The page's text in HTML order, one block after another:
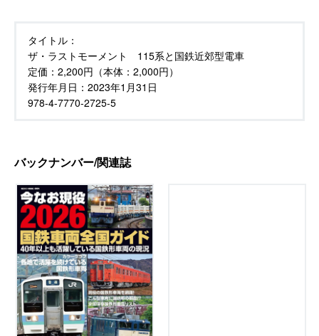
タイトル：
ザ・ラストモーメント 115系と国鉄近郊型電車
定価： 2,200円（本体：2,000円）
発行年月日： 2023年1月31日
978-4-7770-2725-5
バックナンバー/関連誌